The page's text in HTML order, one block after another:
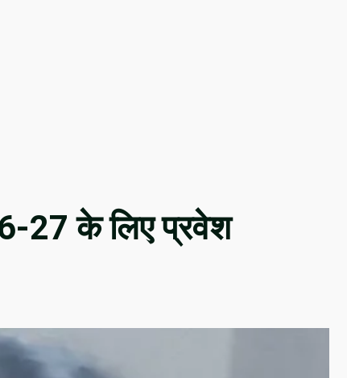
27 के लिए प्रवेश